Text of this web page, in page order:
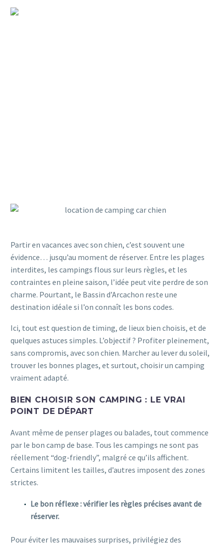
Partir en vacances avec son chien, c’est souvent une
évidence… jusqu’au moment de réserver. Entre les plages
interdites, les campings flous sur leurs règles, et les
contraintes en pleine saison, l’idée peut vite perdre de son
charme. Pourtant, le Bassin d’Arcachon reste une
destination idéale si l’on connaît les bons codes.
Ici, tout est question de timing, de lieux bien choisis, et de
quelques astuces simples. L’objectif ? Profiter pleinement,
sans compromis, avec son chien. Marcher au lever du soleil,
trouver les bonnes plages, et surtout, choisir un camping
vraiment adapté.
BIEN CHOISIR SON CAMPING : LE VRAI
POINT DE DÉPART
Avant même de penser plages ou balades, tout commence
par le bon camp de base. Tous les campings ne sont pas
réellement “dog-friendly”, malgré ce qu’ils affichent.
Certains limitent les tailles, d’autres imposent des zones
strictes.
Le bon réflexe : vérifier les règles précises avant de
réserver.
Pour éviter les mauvaises surprises, privilégiez des